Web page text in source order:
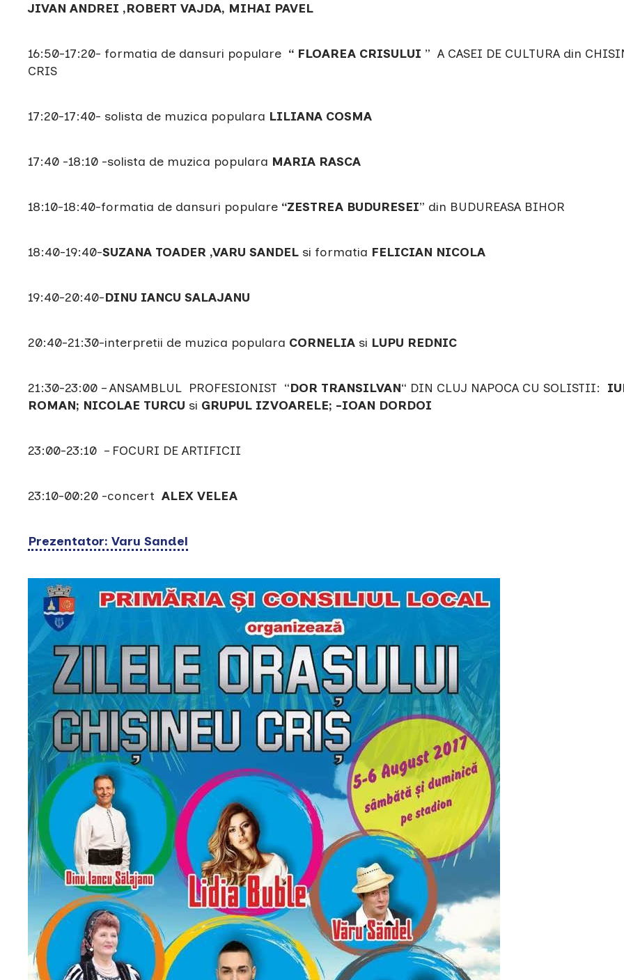
JIVAN ANDREI ,ROBERT VAJDA, MIHAI PAVEL
16:50-17:20- formatia de dansuri populare “ FLOAREA CRISULUI ” A CASEI DE CULTURA din
CRIS
17:20-17:40- solista de muzica populara LILIANA COSMA
17:40 -18:10 -solista de muzica populara MARIA RASCA
18:10-18:40-formatia de dansuri populare “ZESTREA BUDURESEI” din BUDUREASA BIHOR
18:40-19:40-SUZANA TOADER ,VARU SANDEL si formatia FELICIAN NICOLA
19:40-20:40-DINU IANCU SALAJANU
20:40-21:30-interpretii de muzica populara CORNELIA si LUPU REDNIC
21:30-23:00 – ANSAMBLUL PROFESIONIST “DOR TRANSILVAN“ DIN CLUJ NAPOCA CU SOLISTII:
ROMAN; NICOLAE TURCU si GRUPUL IZVOARELE; -IOAN DORDOI
23:00-23:10 – FOCURI DE ARTIFICII
23:10-00:20 -concert ALEX VELEA
Prezentator: Varu Sandel